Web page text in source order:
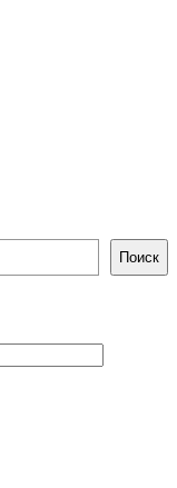
Поиск